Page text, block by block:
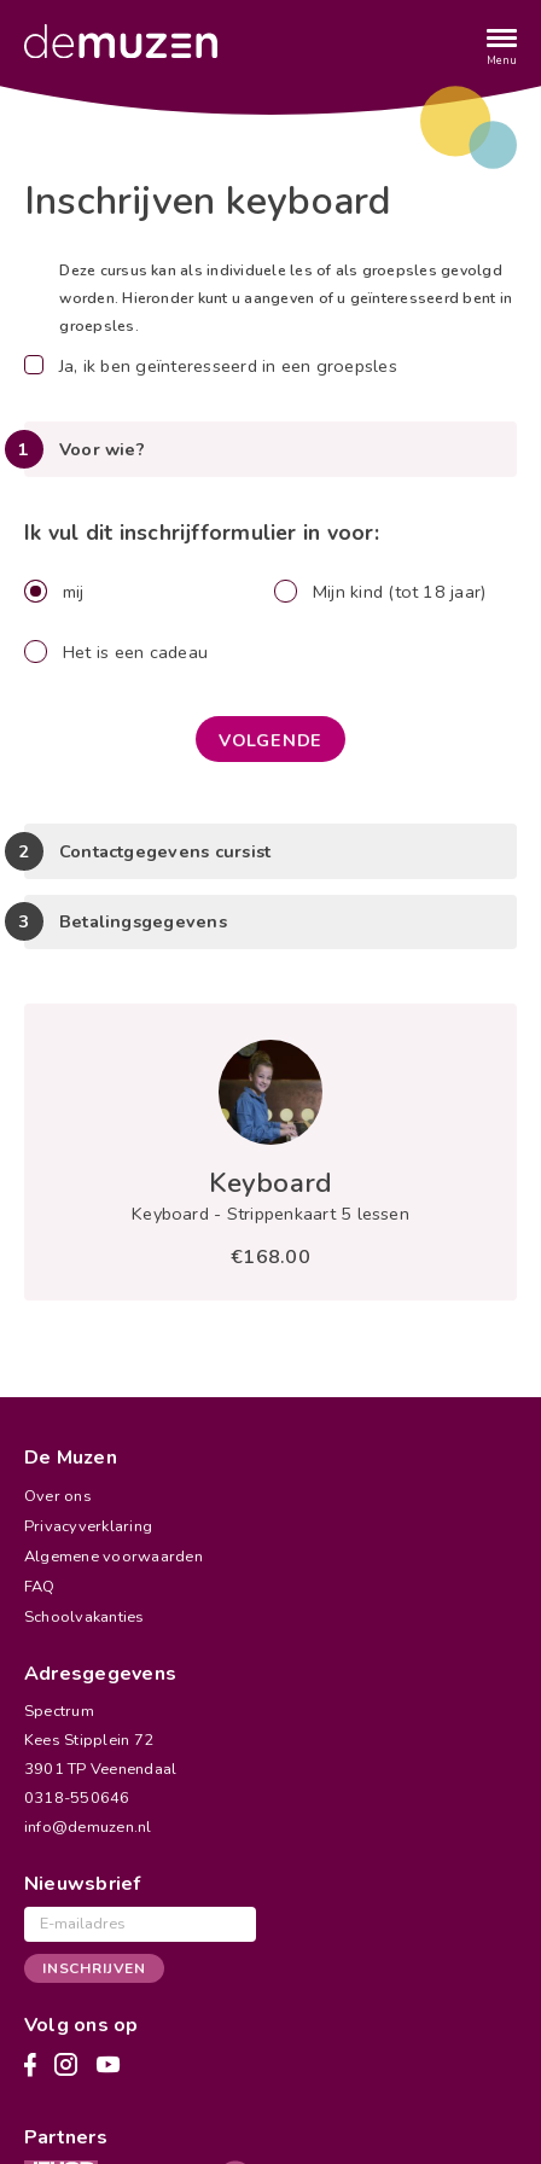
naar
de
Menu
Titel
Inschrijven keyboard
Deze cursus kan als individuele les of als groepsles gevolgd
worden. Hieronder kunt u aangeven of u geïnteresseerd bent in
groepsles.
Ja, ik ben geïnteresseerd in een groepsles
Voor wie?
Ik vul dit inschrijfformulier in voor:
mij Mijn kind (tot 18 jaar)
Het is een cadeau
VOLGENDE
Contactgegevens cursist
Betalingsgegevens
Keyboard
SamenvattingKeyboard - Strippenkaart 5 lessen
€168.00
De Muzen
Over ons
Privacyverklaring
Algemene voorwaarden
FAQ
Schoolvakanties
Adresgegevens
Spectrum
Kees Stipplein 72
3901 TP Veenendaal
0318-550646
info@demuzen.nl
Nieuwsbrief
E-
mailadres
INSCHRIJVEN
Volg ons op
Partners